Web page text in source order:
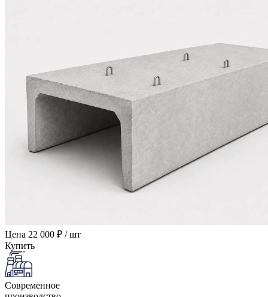
Цена 22 000 ₽ / шт
Купить
Современное